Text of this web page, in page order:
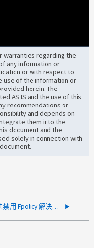
warranties regarding the
any information or
or with respect to
use of the information or
herein. The
AS IS and the use of this
recommendations or
and depends on
them into the
document and the
solely in connection with
通过禁用 Fpolicy 解决高延迟